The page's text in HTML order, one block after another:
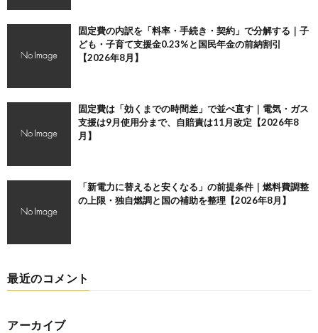
固定費の内訳を「料率・手続き・契約」で分解する｜子
ども・子育て支援金0.23%と国民年金の前納割引
【2026年8月】
固定費は「効くまでの時間差」で並べ直す｜電気・ガス
支援は9月使用分まで、自賠責は11月改定【2026年8
月】
「新電力に替えると安くなる」の前提条件｜燃料費調整
の上限・独自燃調と国の補助を整理【2026年8月】
最近のコメント
アーカイブ